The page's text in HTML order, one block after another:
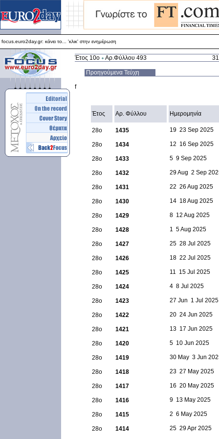
focus.euro2day.gr: κάνει το... 'κλικ' στην ενημέρωση
Για καλύτερη απεικόνιση προτείνεται ο Internet Explorer 5.5+
focus.euro2day.gr: κάνει το... 'κλικ' στην ενημέρωση
Έτος 10ο Αρ.Φύλλου 493
Προηγούμενα Τεύχη
f
Έτος Αρ. Φύλλου Ημερομηνία
28ο 1435 19  23 Sep 2025
28ο 1434 12  16 Sep 2025
28ο 1433 5  9 Sep 2025
28ο 1432 29 Aug  2 Sep
28ο 1431 22  26 Aug 2025
28ο 1430 14  18 Aug 2025
28ο 1429 8  12 Aug 2025
28ο 1428 1  5 Aug 2025
28ο 1427 25  28 Jul 2025
28ο 1426 18  22 Jul 2025
28ο 1425 11  15 Jul 2025
28ο 1424 4  8 Jul 2025
28ο 1423 27 Jun  1 Jul 2025
28ο 1422 20  24 Jun 2025
28ο 1421 13  17 Jun 2025
28ο 1420 5  10 Jun 2025
28ο 1419 30 May  3 Jun
28ο 1418 23  27 May 2025
28ο 1417 16  20 May 2025
28ο 1416 9  13 May 2025
28ο 1415 2  6 May 2025
28ο 1414 25  29 Apr 2025